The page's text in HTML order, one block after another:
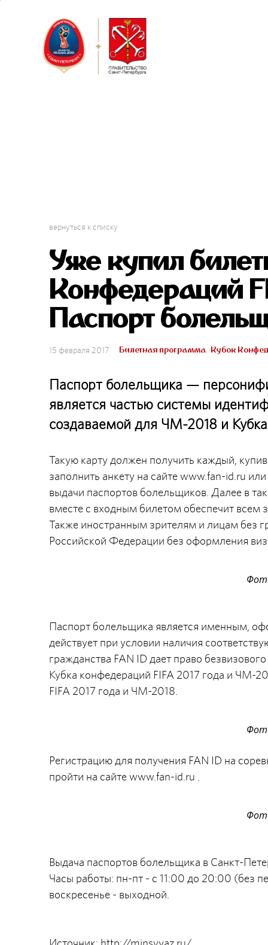
вернуться к списку
Уже купил
Конфедераций
Паспорт
15 февраля 2017 Билетная программа Кубок
Паспорт болельщика —
является частью системы
создаваемой для ЧМ-2018 и
Такую карту должен получить каждый,
заполнить анкету на сайте www.fan-id.ru
выдачи паспортов болельщиков. Далее в
вместе с входным билетом обеспечит
Также иностранным зрителям и лицам без
Российской Федерации без оформления
Паспорт болельщика является именным,
действует при условии наличия
гражданства FAN ID дает право
Кубка конфедераций FIFA 2017 года и ЧМ-
FIFA 2017 года и ЧМ-2018.
Регистрацию для получения FAN ID на
пройти на сайте www.fan-id.ru .
Выдача паспортов болельщика в Санкт-
Часы работы: пн-пт - с 11:00 до 20:00 (без
воскресенье - выходной.